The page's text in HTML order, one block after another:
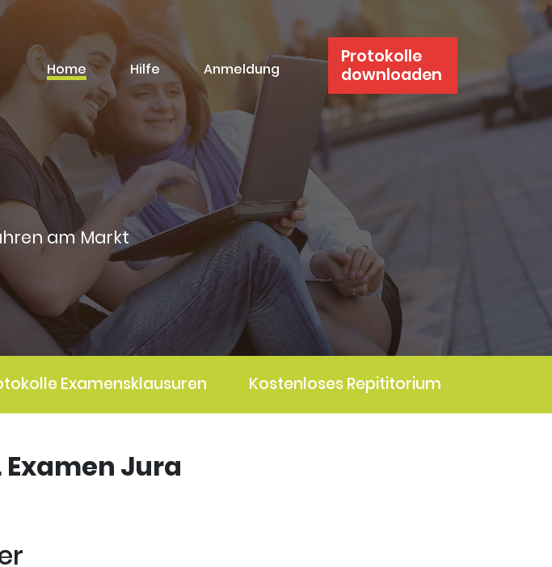
Home Hilfe Anmeldung
Protokolle
downloaden
am Markt
Examensklausuren Kostenloses Repititorium
Jura